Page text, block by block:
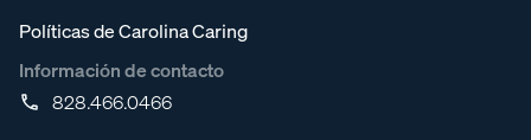
Políticas de Carolina Caring
Información de contacto
828.466.0466